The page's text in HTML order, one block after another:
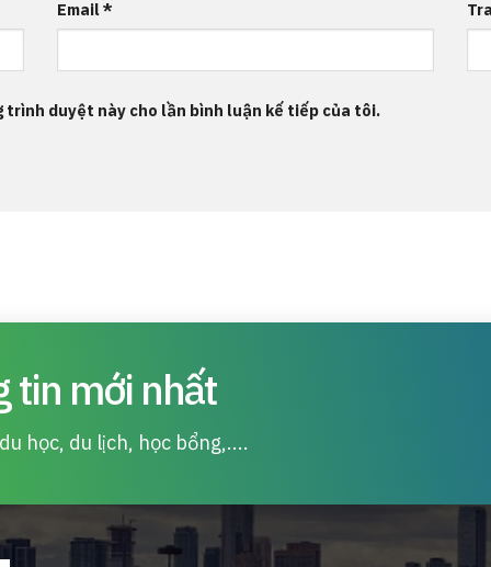
Email*
duyệt này cho lần bình luận kế tiếp của tôi.
tin mới nhất
học, du lịch, học bổng,....